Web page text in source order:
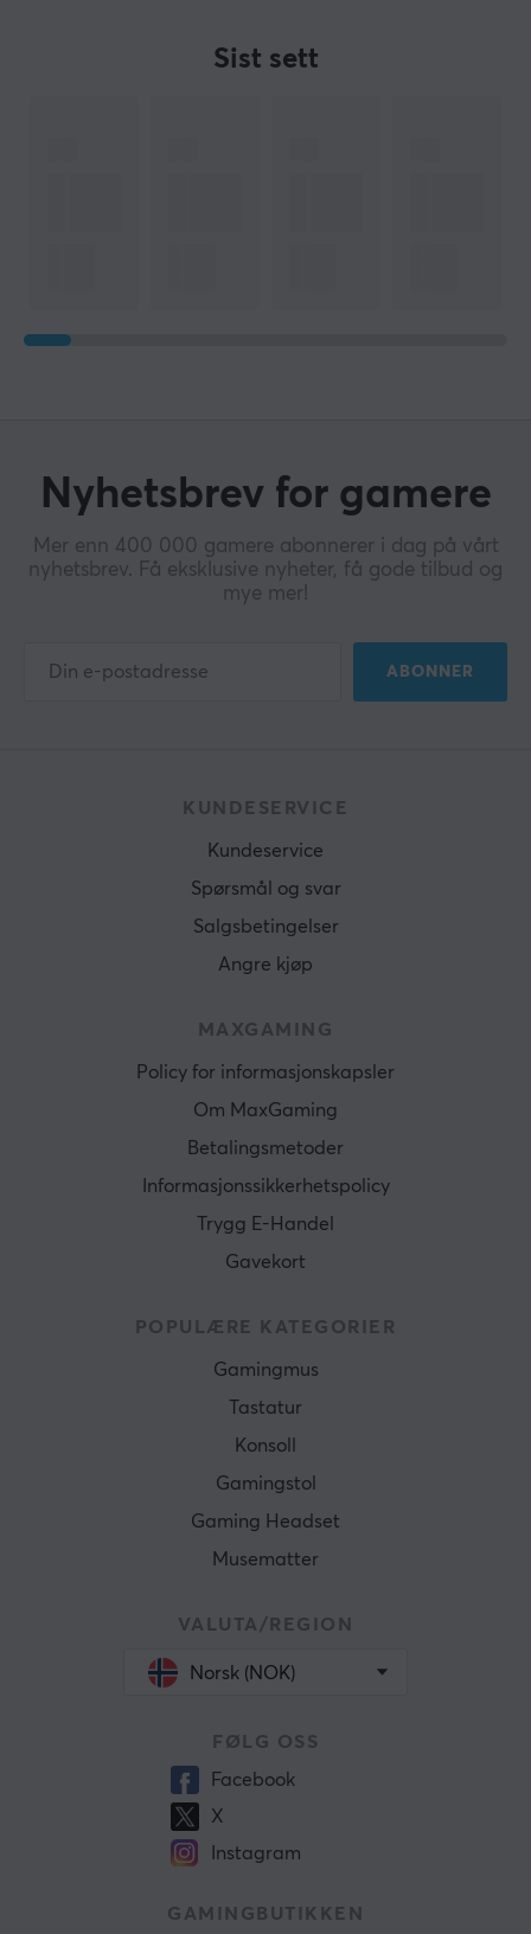
Sist sett
Nyhetsbrev for gamere
Mer enn 400 000 gamere abonnerer i dag på vårt
nyhetsbrev. Få eksklusive nyheter, få gode tilbud og
mye mer!
ABONNER
KUNDESERVICE
Kundeservice
Spørsmål og svar
Salgsbetingelser
Angre kjøp
MAXGAMING
Policy for informasjonskapsler
Om MaxGaming
Betalingsmetoder
Informasjonssikkerhetspolicy
Trygg E-Handel
Gavekort
POPULÆRE KATEGORIER
Gamingmus
Tastatur
Konsoll
Gamingstol
Gaming Headset
Musematter
VALUTA/REGION
Norsk (NOK)
FØLG OSS
Facebook
X
Instagram
GAMINGBUTIKKEN